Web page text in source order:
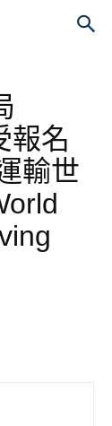
報名
輸世